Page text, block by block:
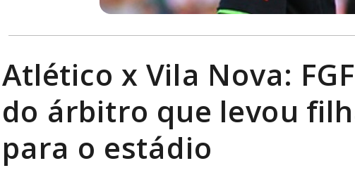
Atlético x Vila Nova:
do árbitro que levou
para o estádio